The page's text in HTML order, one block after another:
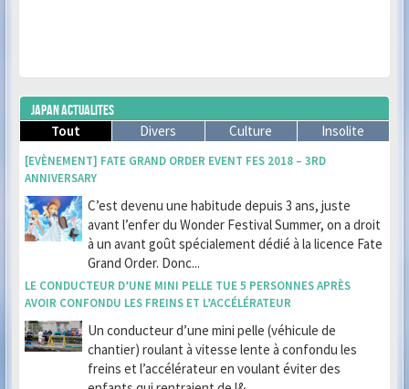
JAPAN ACTUALITES
Tout
Divers Culture Insolite
[EVÈNEMENT] FATE GRAND ORDER EVENT FES 2018 – 3RD
ANNIVERSARY
C’est devenu une habitude depuis 3 ans, juste
avant l’enfer du Wonder Festival Summer, on a droit
à un avant goût spécialement dédié à la licence Fate
Grand Order. Donc...
LE CONDUCTEUR D’UNE MINI PELLE TUE 5 PERSONNES APRÈS
AVOIR CONFONDU LES FREINS ET L’ACCÉLÉRATEUR
Un conducteur d’une mini pelle (véhicule de
chantier) roulant à vitesse lente à confondu les
freins et l’accélérateur en voulant éviter des